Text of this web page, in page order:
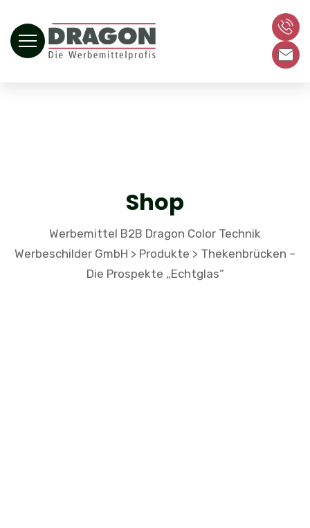
Shop
Werbemittel B2B Dragon Color Technik
Werbeschilder GmbH > Produkte > Thekenbrücken –
Die Prospekte „Echtglas“